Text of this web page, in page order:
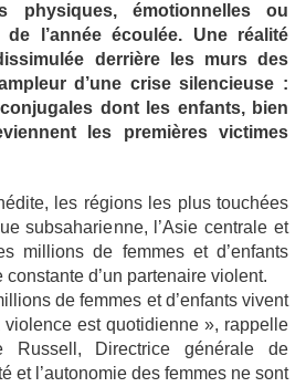
physiques, émotionnelles ou
l’année écoulée. Une réalité
derrière les murs des
d’une crise silencieuse :
dont les enfants, bien
les premières victimes
les régions les plus touchées
subsaharienne, l’Asie centrale et
millions de femmes et d’enfants
d’un partenaire violent.
de femmes et d’enfants vivent
est quotidienne », rappelle
Russell, Directrice générale de
et l’autonomie des femmes ne sont